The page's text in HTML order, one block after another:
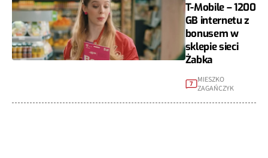
T-Mobile – 1200
GB internetu z
bonusem w
sklepie sieci
Żabka
7 MIESZKO
ZAGAŃCZYK